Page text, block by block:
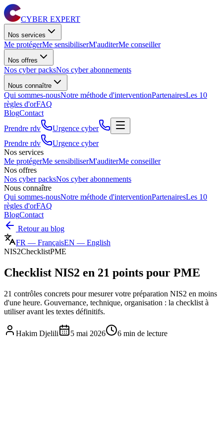
CYBER EXPERT
Nos services
Me protégerMe sensibiliserM'auditerMe conseiller
Nos offres
Nos cyber packsNos cyber abonnements
Nous connaître
Qui sommes-nousNotre méthode d'interventionPartenairesLes 10
règles d'orFAQ
BlogContact
Prendre rdv
Urgence cyber
Prendre rdv
Urgence cyber
Nos services
Me protégerMe sensibiliserM'auditerMe conseiller
Nos offres
Nos cyber packsNos cyber abonnements
Nous connaître
Qui sommes-nousNotre méthode d'interventionPartenairesLes 10
règles d'orFAQ
BlogContact
Retour au blog
FR — FrançaisEN — English
NIS2ChecklistPME
Checklist NIS2 en 21 points pour PME
21 contrôles concrets pour mesurer votre préparation NIS2 en moins
d'une heure. Gouvernance, technique, organisation : la checklist à
utiliser avant les textes définitifs.
Hakim Djelili 5 mai 2026 6 min de lecture